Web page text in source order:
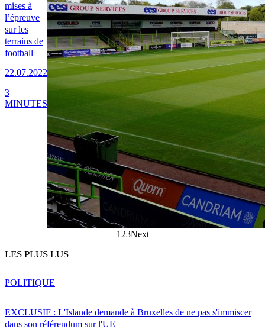
mises à
l’épreuve
sur les
terrains de
football
22.07.2022
3
MINUTES
1 23Next
LES PLUS LUS
EXCLUSIF : L'Islande demande à Bruxelles de ne pas s'immiscer
dans son référendum sur l'UE
POLITIQUE